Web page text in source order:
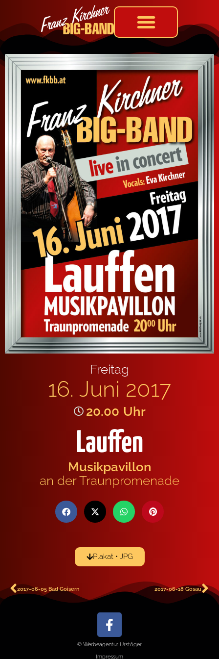
Freitag
16. Juni 2017
20.00 Uhr
Lauffen
Musikpavillon
an der Traunpromenade
Plakat • JPG
2017-06-05 Bad Goisern 2017-06-18 Gosau
© Werbeagentur Urstöger
Impressum